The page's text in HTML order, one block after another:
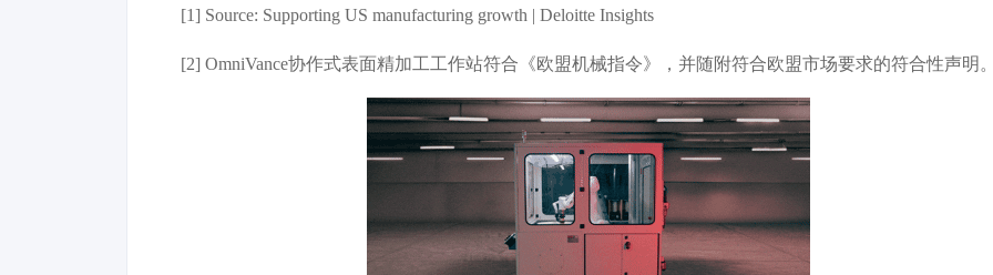
[1] Source: Supporting US manufacturing growth | Deloitte Insights
[2] OmniVance协作式表面精加工工作站符合《欧盟机械指令》，并随附符合欧盟市场要求的符合性声明